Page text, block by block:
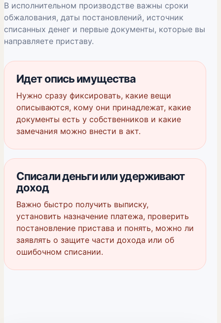
В исполнительном производстве важны сроки
обжалования, даты постановлений, источник
списанных денег и первые документы, которые вы
направляете приставу.
Идет опись имущества
Нужно сразу фиксировать, какие вещи
описываются, кому они принадлежат, какие
документы есть у собственников и какие
замечания можно внести в акт.
Списали деньги или удерживают
доход
Важно быстро получить выписку,
установить назначение платежа, проверить
постановление пристава и понять, можно ли
заявлять о защите части дохода или об
ошибочном списании.